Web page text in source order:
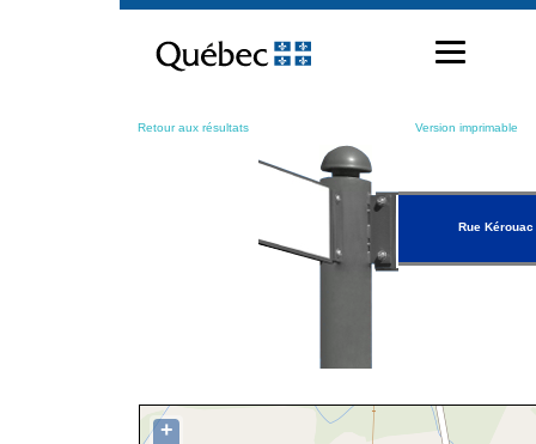
contenu
Retour aux résultats Version imprimable
Rue Kérouac
+